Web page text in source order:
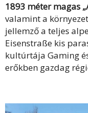
1893 méter magas
valamint a
jellemző a teljes
Eisenstraße kis
kultúrtája Gaming
erőkben gazdag